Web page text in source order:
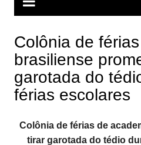
Colônia de
brasiliense
garotada do
férias escolares
Colônia de férias de
tirar garotada do tédio